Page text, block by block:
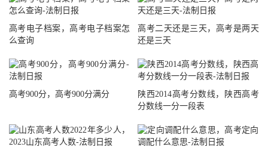
高考电子档案，高考电子档案怎
么查询
高考二天还是三天，高考是两天
还是三天
高考900分，高考900分满分
陕西2014高考分数线，陕西高考
分数线一分一段表